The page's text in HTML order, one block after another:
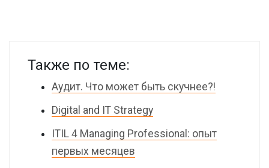
Также по теме:
Аудит. Что может быть скучнее?!
Digital and IT Strategy
ITIL 4 Managing Professional: опыт
первых месяцев